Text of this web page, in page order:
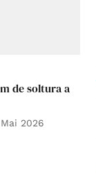
de soltura a
2026